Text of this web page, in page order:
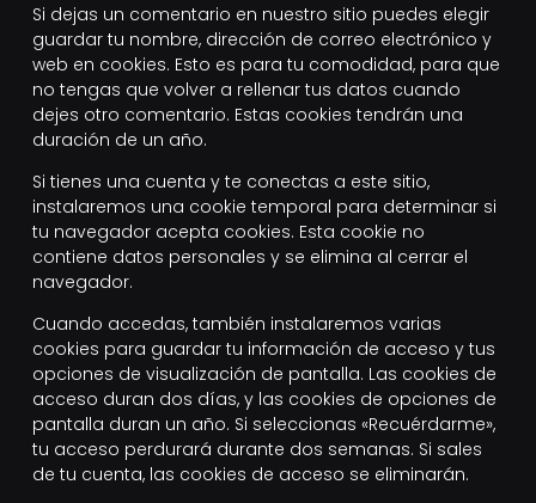
Si dejas un comentario en nuestro sitio puedes elegir
guardar tu nombre, dirección de correo electrónico y
web en cookies. Esto es para tu comodidad, para que
no tengas que volver a rellenar tus datos cuando
dejes otro comentario. Estas cookies tendrán una
duración de un año.
Si tienes una cuenta y te conectas a este sitio,
instalaremos una cookie temporal para determinar si
tu navegador acepta cookies. Esta cookie no
contiene datos personales y se elimina al cerrar el
navegador.
Cuando accedas, también instalaremos varias
cookies para guardar tu información de acceso y tus
opciones de visualización de pantalla. Las cookies de
acceso duran dos días, y las cookies de opciones de
pantalla duran un año. Si seleccionas «Recuérdarme»,
tu acceso perdurará durante dos semanas. Si sales
de tu cuenta, las cookies de acceso se eliminarán.